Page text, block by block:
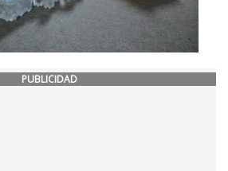
PUBLICIDAD